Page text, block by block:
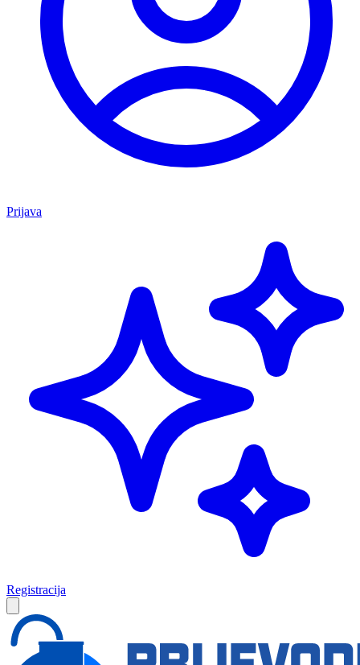
Prijava
Registracija